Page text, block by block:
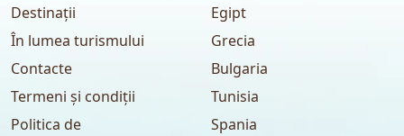
Destinații
În lumea turismului
Contacte
Termeni și condiții
Politica de
Egipt
Grecia
Bulgaria
Tunisia
Spania